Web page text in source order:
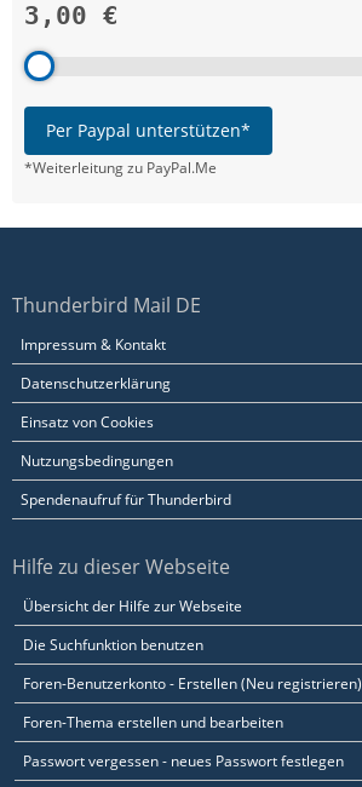
3,00 €
Per Paypal unterstützen*
*Weiterleitung zu PayPal.Me
Thunderbird Mail DE
Impressum & Kontakt
Datenschutzerklärung
Einsatz von Cookies
Nutzungsbedingungen
Spendenaufruf für Thunderbird
Hilfe zu dieser Webseite
Übersicht der Hilfe zur Webseite
Die Suchfunktion benutzen
Foren-Benutzerkonto - Erstellen (Neu registrieren)
Foren-Thema erstellen und bearbeiten
Passwort vergessen - neues Passwort festlegen